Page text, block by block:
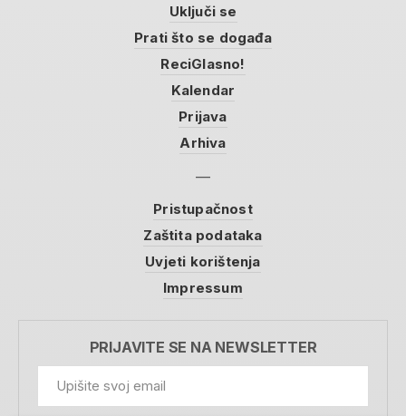
Uključi se
Prati što se događa
ReciGlasno!
Kalendar
Prijava
Arhiva
Pristupačnost
Zaštita podataka
Uvjeti korištenja
Impressum
PRIJAVITE SE NA NEWSLETTER